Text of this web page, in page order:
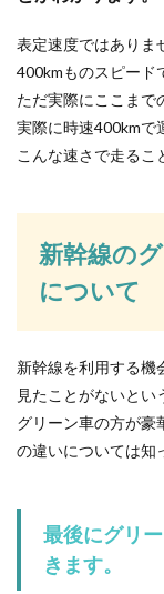
表定速度ではありま
400kmものスピード
ただ実際にここまで
実際に時速400kmで
こんな速さで走るこ
新幹線の
について
新幹線を利用する機
見たことがないとい
グリーン車の方が豪
の違いについては知
最後にグリ
きます。